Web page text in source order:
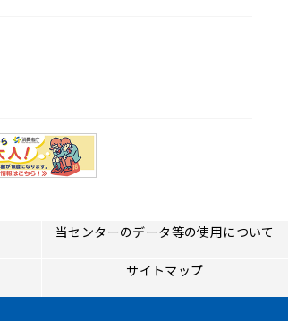
当センターのデータ等の使用について
サイトマップ